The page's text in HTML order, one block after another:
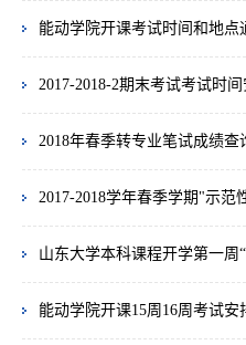
能动学院开课考试时间和地点
2017-2018-2期末考试考试时
2018年春季转专业笔试成绩查
能动学院开课15周16周考试安